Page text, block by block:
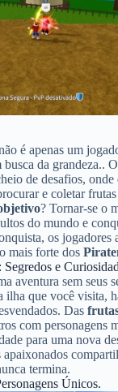
é apenas um
da grandeza..
de desafios,
e coletar
? Tornar-se o
do mundo e
os jogadores
mais forte dos
Segredos e
aventura sem seus
ilha que você visita,
Das
com personagens
para uma nova
termina.
Únicos.